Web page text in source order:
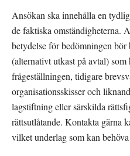
Ansökan ska innehålla en
de faktiska omständigheterna.
betydelse för bedömningen bör
(alternativt utkast på avtal) som
frågeställningen, tidigare
organisationsskisser och
lagstiftning eller särskilda
rättsutlåtande. Kontakta gärna
vilket underlag som kan